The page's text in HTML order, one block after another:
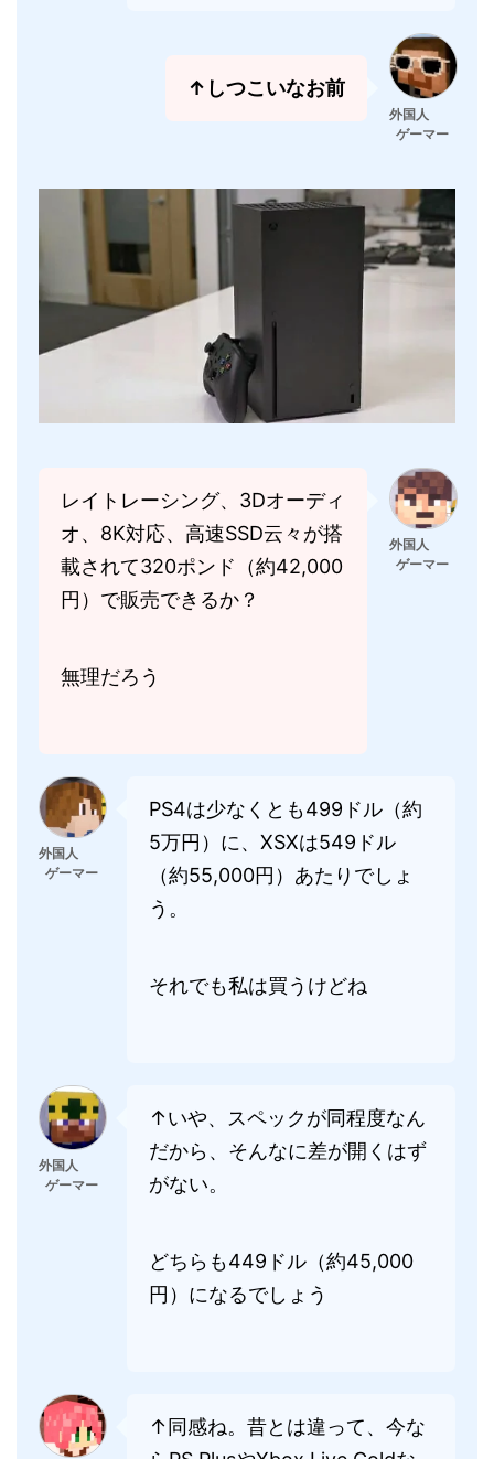
↑しつこいなお前
外国人
ゲーマー
レイトレーシング、3Dオーディ
オ、8K対応、高速SSD云々が搭
載されて320ポンド（約42,000
円）で販売できるか？
無理だろう
外国人
ゲーマー
外国人
ゲーマー
PS4は少なくとも499ドル（約
5万円）に、XSXは549ドル
（約55,000円）あたりでしょ
う。
それでも私は買うけどね
外国人
ゲーマー
↑いや、スペックが同程度なん
だから、そんなに差が開くはず
がない。
どちらも449ドル（約45,000
円）になるでしょう
↑同感ね。昔とは違って、今な